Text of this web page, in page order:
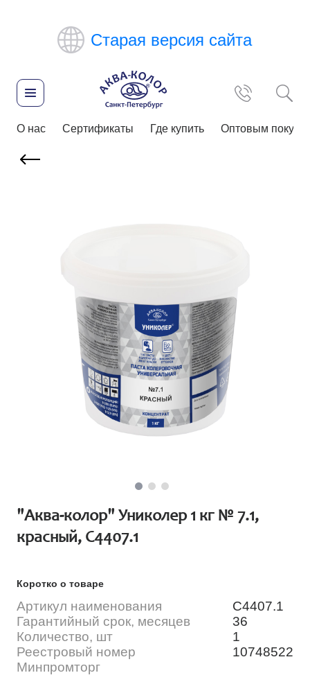
Старая версия сайта
О нас Сертификаты Где купить Оптовым
"Аква-колор" Униколер 1 кг № 7.1,
красный, С4407.1
Коротко о товаре
Артикул наименования
С4407.1
Гарантийный срок, месяцев
36
Количество, шт
1
Реестровый номер
Минпромторг
10748522